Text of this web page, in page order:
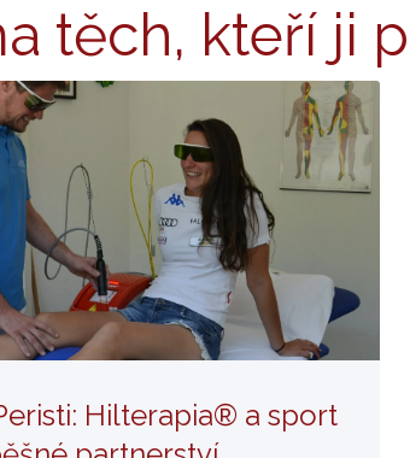
těch, kteří ji
centrum pořizuje